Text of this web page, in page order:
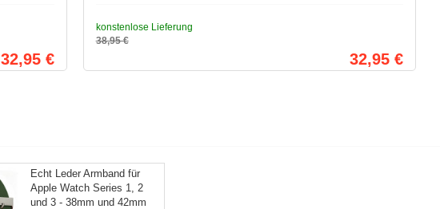
32,95 €
konstenlose Lieferung
38,95 €
32,95 €
Echt Leder Armband für
Apple Watch Series 1, 2
und 3 - 38mm und 42mm